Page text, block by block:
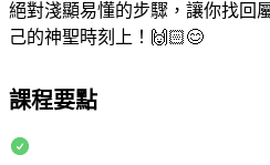
絕對淺顯易懂的步驟，讓你找回
己的神聖時刻上！🙌🏻😊
課程要點